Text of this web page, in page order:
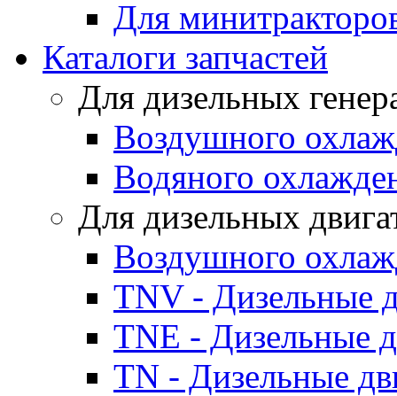
Для
Каталоги запчастей
Для дизельных
Воздушного
Водяного
Для дизельных
Воздушного
TNV - Дизельные
TNE - Дизельные
TN - Дизельные